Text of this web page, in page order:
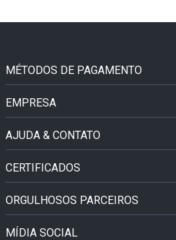
MÉTODOS DE PAGAMENTO
EMPRESA
AJUDA & CONTATO
CERTIFICADOS
ORGULHOSOS PARCEIROS
MÍDIA SOCIAL